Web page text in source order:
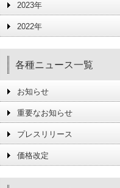
2023年
2022年
各種ニュース一覧
お知らせ
重要なお知らせ
プレスリリース
価格改定